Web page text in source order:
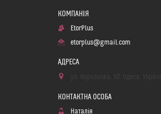
EtorPlus
etorplus@gmail.com
Наталія